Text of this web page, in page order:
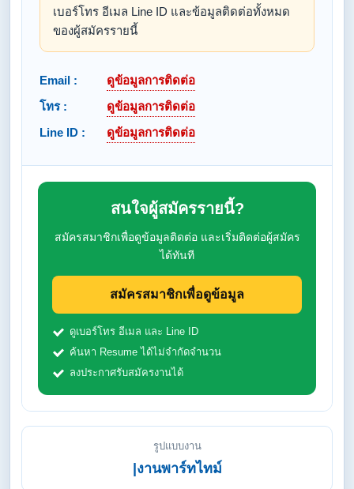
เบอร์โทร อีเมล Line ID และข้อมูลติดต่อทั้งหมด
ของผู้สมัครรายนี้
Email :
ดูข้อมูลการติดต่อ
โทร :
ดูข้อมูลการติดต่อ
Line ID :
ดูข้อมูลการติดต่อ
สนใจผู้สมัครรายนี้?
สมัครสมาชิกเพื่อดูข้อมูลติดต่อ และเริ่มติดต่อผู้สมัคร
ได้ทันที
สมัครสมาชิกเพื่อดูข้อมูล
ดูเบอร์โทร อีเมล และ Line ID
ค้นหา Resume ได้ไม่จำกัดจำนวน
ลงประกาศรับสมัครงานได้
รูปแบบงาน
|งานพาร์ทไทม์